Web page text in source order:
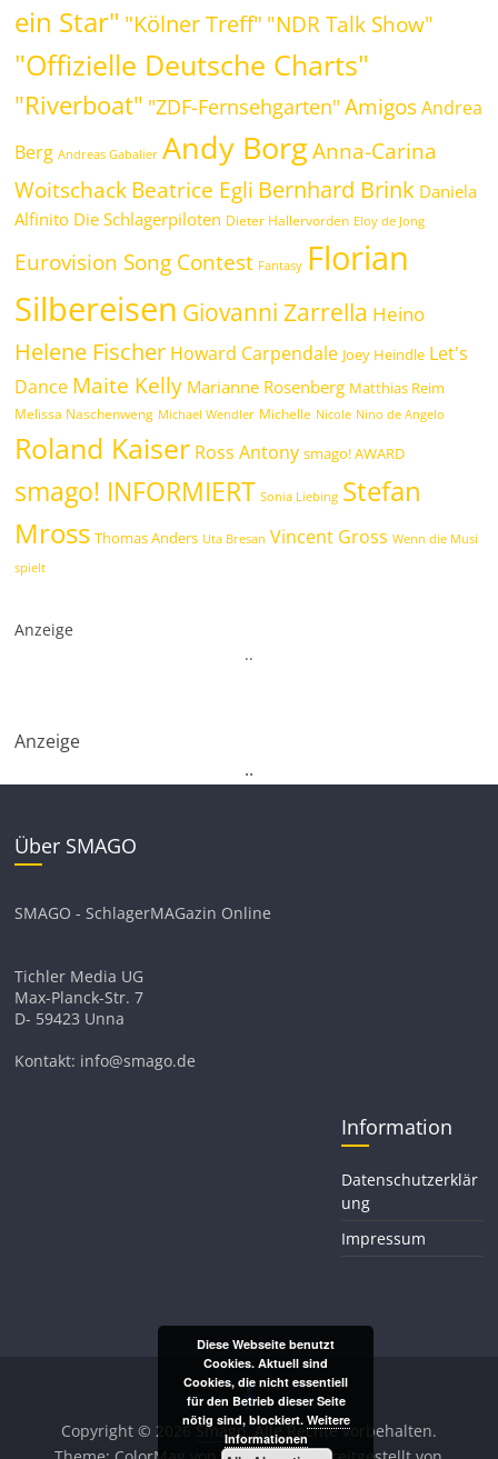
ein Star" "Kölner Treff" "NDR Talk Show"
"Offizielle Deutsche Charts"
"Riverboat" "ZDF-Fernsehgarten" Amigos Andrea
Berg Andreas Gabalier Andy Borg Anna-Carina
WoitschackBeatrice Egli Bernhard Brink Daniela
Alfinito Die Schlagerpiloten Dieter Hallervorden Eloy de Jong
Eurovision Song Contest Fantasy Florian
Silbereisen Giovanni Zarrella Heino
Helene Fischer Howard Carpendale Joey Heindle Let's
Dance Maite Kelly Marianne Rosenberg Matthias Reim
Melissa Naschenweng Michael Wendler Michelle Nicole Nino de Angelo
Roland Kaiser Ross Antony smago! AWARD
smago! INFORMIERT Sonia Liebing Stefan
Mross Thomas Anders Uta Bresan Vincent Gross Wenn die Musi
spielt
Anzeige
..
Anzeige
..
Über SMAGO
SMAGO - SchlagerMAGazin Online
Tichler Media UG
Max-Planck-Str. 7
D- 59423 Unna
Kontakt: info@smago.de
Information
Datenschutzerklär
ung
Impressum
Copyright © 2026Smago. Alle Rechte vorbehalten.
Diese Webseite benutzt
Cookies. Aktuell sind
Cookies, die nicht essentiell
für den Betrieb dieser Seite
nötig sind, blockiert. Weitere
Informationen